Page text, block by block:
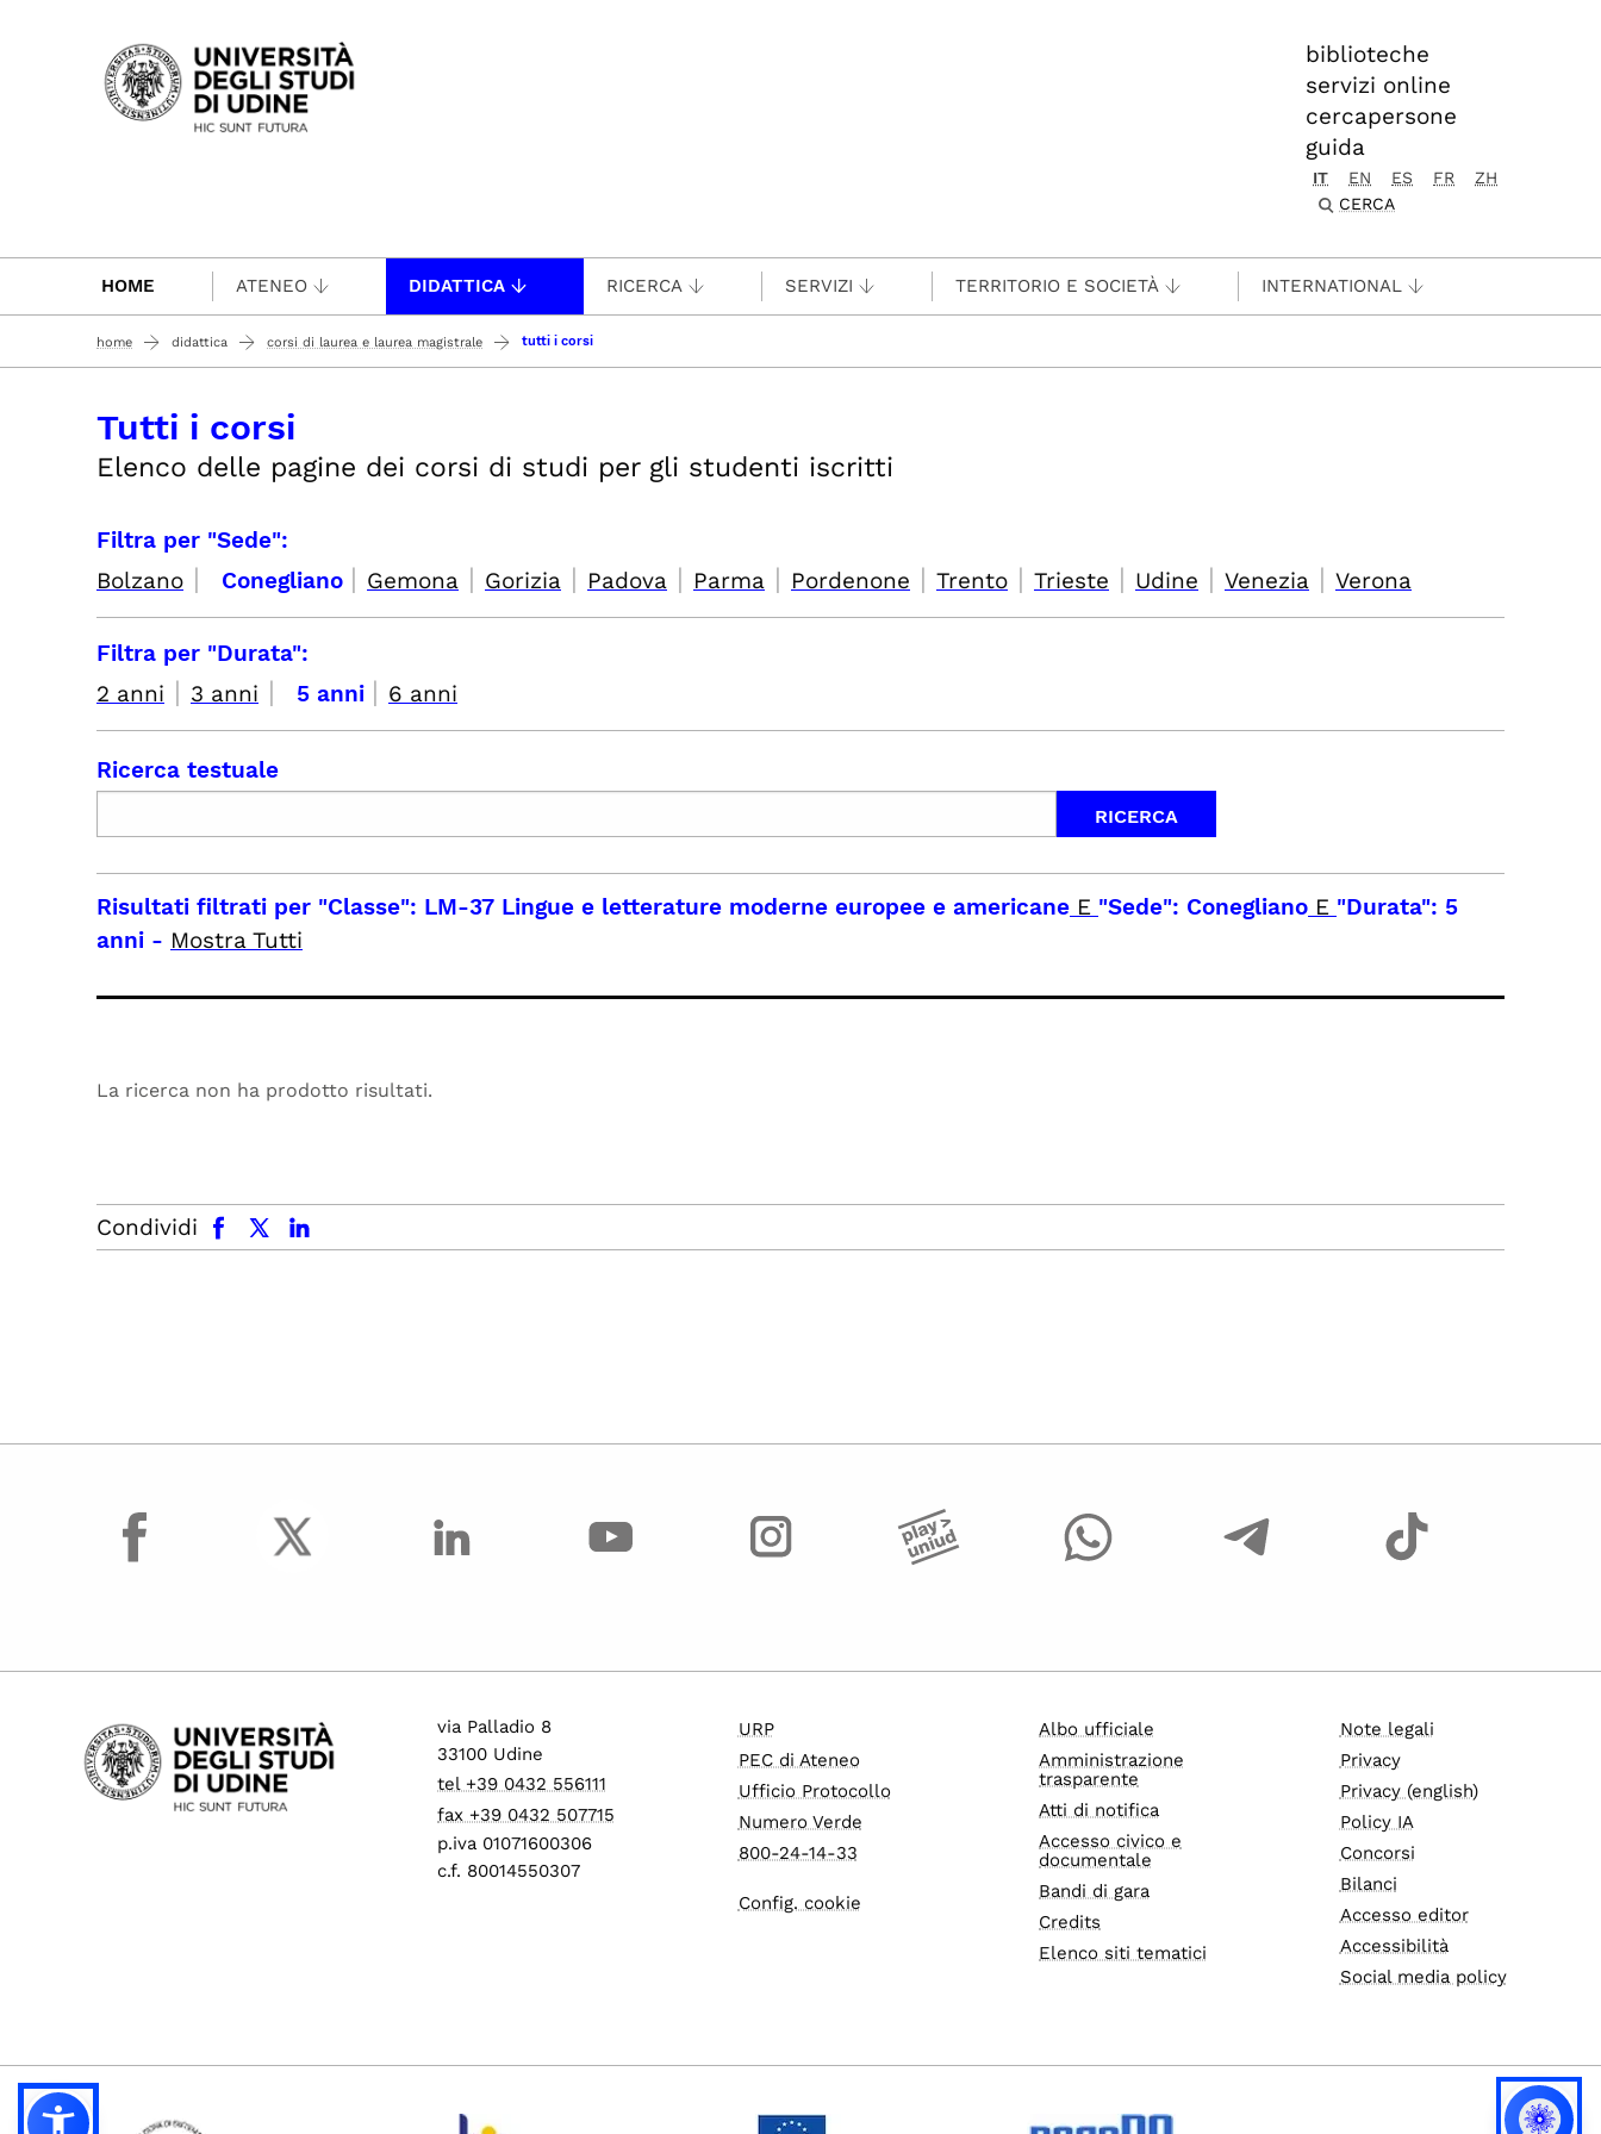
Passa al contenuto principale
biblioteche
servizi online
cercapersone
guida
IT EN ES FR
ZH
CERCA
HOME ATENEO DIDATTICA RICERCA SERVIZI TERRITORIO E SOCIETÀ INTERNATIONAL
home didattica corsi di laurea e laurea magistrale tutti i corsi
Tutti i corsi
Elenco delle pagine dei corsi di studi per gli studenti iscritti
Filtra per "Sede":
Bolzano | Conegliano | Gemona | Gorizia | Padova | Parma | Pordenone | Trento | Trieste | Udine | Venezia | Verona
Filtra per "Durata":
2 anni | 3 anni | 5 anni | 6 anni
Ricerca testuale
Risultati filtrati per "Classe": LM-37 Lingue e letterature moderne europee e americane E "Sede": Conegliano E "Durata": 5
anni - Mostra Tutti
La ricerca non ha prodotto risultati.
Condividi
facebook x.com linkedin
facebook
via Palladio 8
33100 Udine
tel +39 0432 556111
fax +39 0432 507715
p.iva 01071600306
c.f. 80014550307
URP
PEC di Ateneo
Ufficio Protocollo
Numero Verde
800-24-14-33
Config. cookie
Albo ufficiale
Amministrazione
trasparente
Atti di notifica
Accesso civico e
documentale
Bandi di gara
Credits
Elenco siti tematici
Note legali
Privacy
Privacy (english)
Policy IA
Concorsi
Bilanci
Accesso editor
Accessibilità
Social media policy